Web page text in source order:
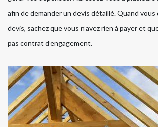
afin de demander un devis détaillé. Quand vous
devis, sachez que vous n’avez rien à payer et
pas contrat d’engagement.